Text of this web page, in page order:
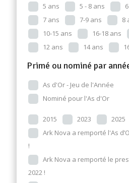
5 ans
5 - 8 ans
7 ans
7-9 ans 8
10-15 ans
16-18 ans
12 ans
14 ans
Primé ou nominé par
As d'Or - Jeu de l'Année
Nominé pour l'As d'Or
2015 2023
2025
Ark Nova a remporté l'As
!
Ark Nova a remporté le
2022 !